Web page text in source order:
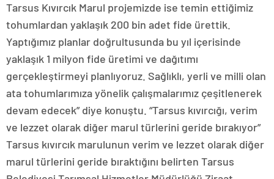
Tarsus Kıvırcık Marul projemizde ise temin ettiğimiz
tohumlardan yaklaşık 200 bin adet fide ürettik.
Yaptığımız planlar doğrultusunda bu yıl içerisinde
yaklaşık 1 milyon fide üretimi ve dağıtımı
gerçekleştirmeyi planlıyoruz. Sağlıklı, yerli ve milli olan
ata tohumlarımıza yönelik çalışmalarımız çeşitlenerek
devam edecek” diye konuştu. “Tarsus kıvırcığı, verim
ve lezzet olarak diğer marul türlerini geride bırakıyor”
Tarsus kıvırcık marulunun verim ve lezzet olarak diğer
marul türlerini geride bıraktığını belirten Tarsus